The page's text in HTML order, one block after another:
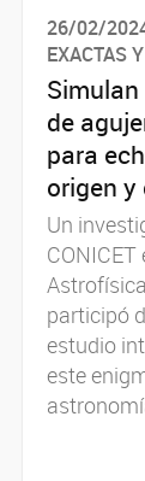
26/02/
EXACTAS
de
para
origen
Un
participó
estudio
este